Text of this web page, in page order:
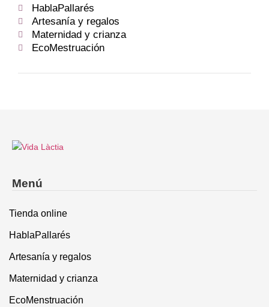
HablaPallarés
Artesanía y regalos
Maternidad y crianza
EcoMestruación
Menú
Tienda online
HablaPallarés
Artesanía y regalos
Maternidad y crianza
EcoMenstruación